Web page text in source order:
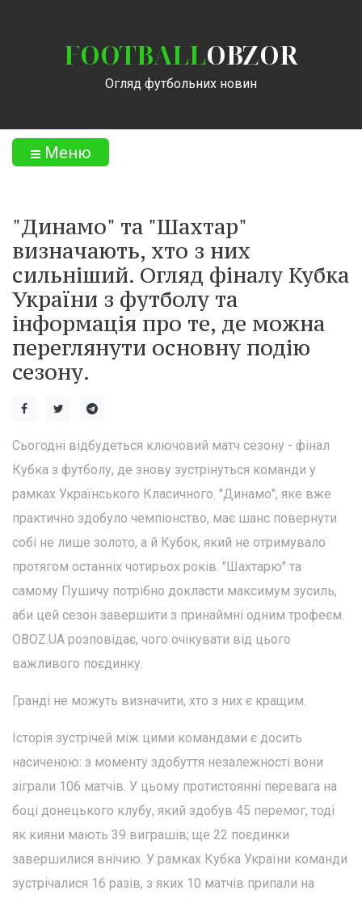
FOOTBALLOBZOR
Огляд футбольних новин
Меню
"Динамо" та "Шахтар"
визначають, хто з них
сильніший. Огляд фіналу Кубка
України з футболу та
інформація про те, де можна
переглянути основну подію
сезону.
Сьогодні відбудеться ключовий матч сезону - фінал
Кубка з футболу, де знову зустрінуться команди у
рамках Українського Класичного. "Динамо", яке вже
практично здобуло чемпіонство, має шанс повернути
собі не лише золото, а й Кубок, який не отримувало
протягом останніх чотирьох років. "Шахтарю" та
самому Пушичу потрібно докласти максимум зусиль,
аби цей сезон завершити з принаймні одним трофеєм.
OBOZ.UA розповідає, чого очікувати від цього
важливого поєдинку.
Гранді не можуть визначити, хто з них є кращим.
Історія зустрічей між цими командами є досить
насиченою: з моменту здобуття незалежності вони
зіграли 106 матчів. У цьому протистоянні перевага на
боці донецького клубу, який здобув 45 перемог, тоді
як кияни мають 39 виграшів; ще 22 поєдинки
завершилися внічию. У рамках Кубка України команди
зустрічалися 16 разів, з яких 10 матчів припали на